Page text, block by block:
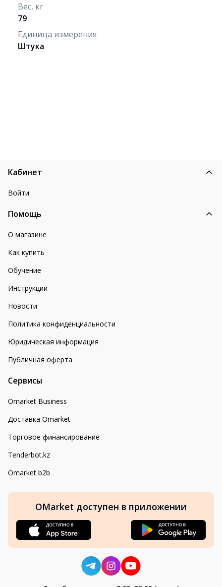
Вес, кг
79
Единица измерения
Штука
Кабинет
Войти
Помощь
О магазине
Как купить
Обучение
Инструкции
Новости
Политика конфиденциальности
Юридическая информация
Публичная оферта
Сервисы
Omarket Business
Доставка Omarket
Торговое финансирование
Tenderbot.kz
Omarket b2b
OMarket доступен в приложении